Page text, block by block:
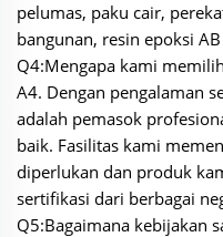
pelumas, paku cair,
bangunan, resin epoksi
Q4:Mengapa kami
A4. Dengan pengalaman
adalah pemasok
baik. Fasilitas kami
diperlukan dan produk
sertifikasi dari berbagai
Q5:Bagaimana kebijakan